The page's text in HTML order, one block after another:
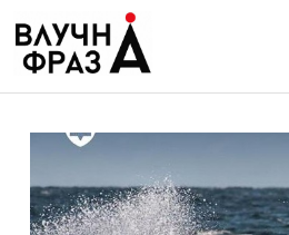
содержимому
Життя